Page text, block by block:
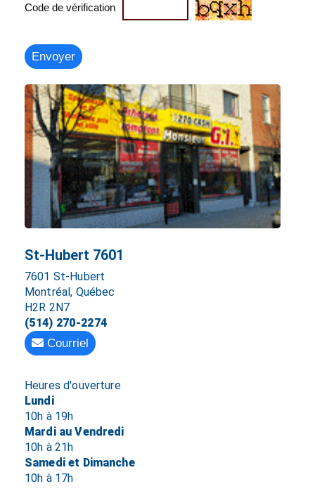
Code de vérification
St-Hubert 7601
7601 St-Hubert
Montréal, Québec
H2R 2N7
(514) 270-2274
Courriel
Heures d'ouverture
Lundi
10h à 19h
Mardi au Vendredi
10h à 21h
Samedi et Dimanche
10h à 17h